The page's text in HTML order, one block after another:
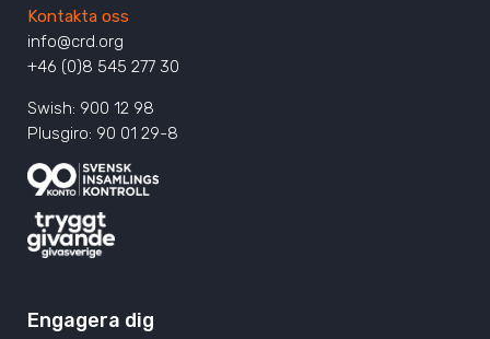
Kontakta oss
info@crd.org
+46 (0)8 545 277 30
Swish: 900 12 98
Plusgiro: 90 01 29-8
Engagera dig